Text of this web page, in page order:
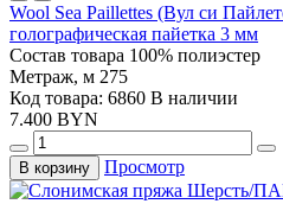
Wool Sea Paillettes (Вул си
голографическая пайетка 3 мм
Состав товара 100% полиэстер
Метраж, м 275
Код товара: 6860 В наличии
7.400 BYN
В корзину Просмотр